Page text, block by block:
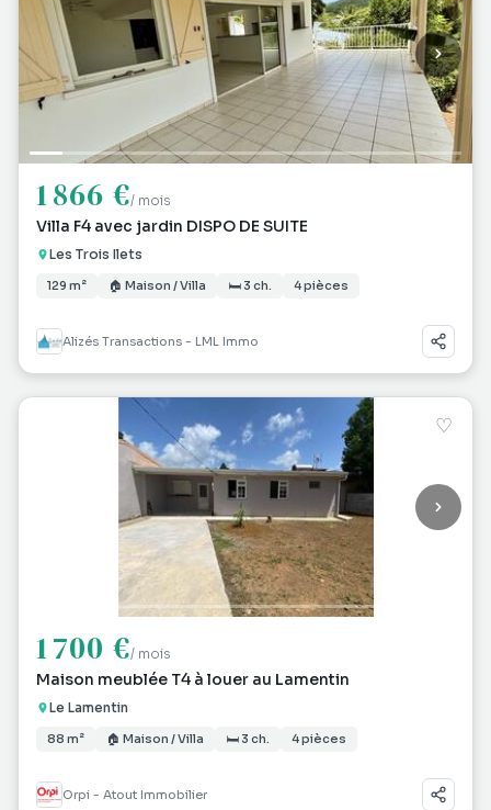
1 866 €/ mois
Villa F4 avec jardin DISPO DE SUITE
Les Trois Ilets
129 m² 🏠 Maison / Villa 🛏 3 ch. 4 pièces
Alizés Transactions - LML Immo
♡
1 700 €/ mois
Maison meublée T4 à louer au Lamentin
Le Lamentin
88 m² 🏠 Maison / Villa 🛏 3 ch. 4 pièces
Orpi - Atout Immobilier